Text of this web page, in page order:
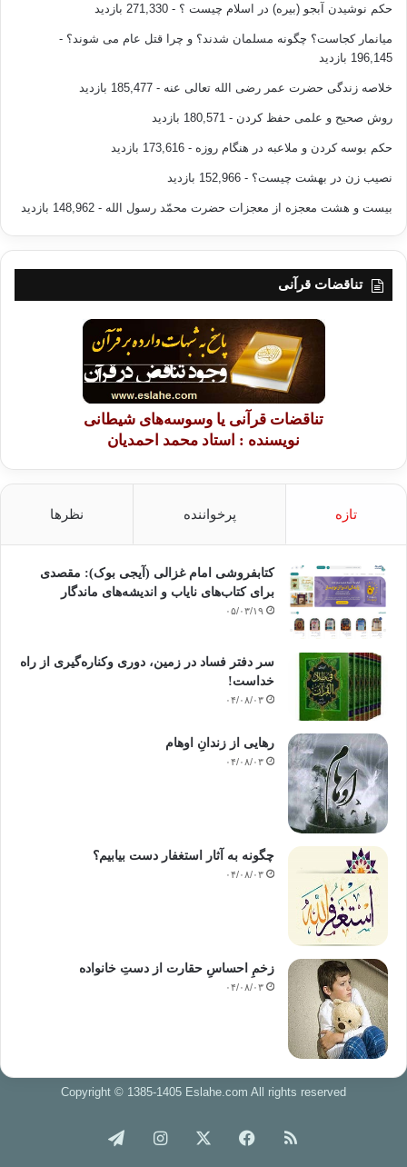
حکم نوشیدن آبجو (بیره) در اسلام چیست ؟ - 271,330 بازدید
میانمار کجاست؟ چگونه مسلمان شدند؟ و چرا قتل عام می شوند؟ -
196,145 بازدید
خلاصه زندگی حضرت عمر رضی الله تعالی عنه - 185,477 بازدید
روش صحیح و علمی حفظ کردن - 180,571 بازدید
حکم بوسه کردن و ملاعبه در هنگام روزه - 173,616 بازدید
نصیب زن در بهشت چیست؟ - 152,966 بازدید
بیست و هشت معجزه از معجزات حضرت محمّد رسول الله - 148,962 بازدید
تناقضات قرآنی
تناقضات قرآنی یا وسوسه‌های شیطانی
نویسنده : استاد محمد احمدیان
تازه پرخواننده نظرها
کتابفروشی امام غزالی (آیجی بوک): مقصدی
برای کتاب‌های نایاب و اندیشه‌های ماندگار
۰۵/۰۳/۱۹
سر دفتر فساد در زمین‌، دوری وکناره‌گیری از راه
خداست‌!
۰۴/۰۸/۰۳
رهایی از زندانِ اوهام
۰۴/۰۸/۰۳
چگونه به آثار استغفار دست بیابیم؟
۰۴/۰۸/۰۳
زخمِ احساسِ حقارت از دستِ خانواده
۰۴/۰۸/۰۳
Copyright © 1385-1405 Eslahe.com All rights reserved
خوراک فیس اینستاگرام